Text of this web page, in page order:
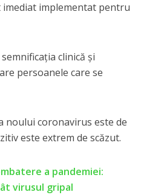
implementat pentru
clinică și
persoanele care se
noului coronavirus este de
este extrem de scăzut.
a pandemiei:
virusul gripal